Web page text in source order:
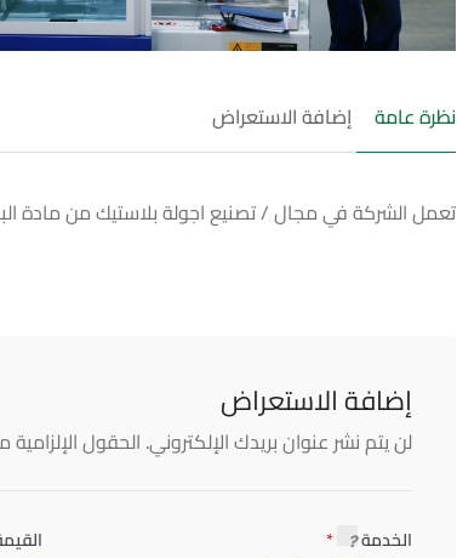
نظرة عامة إضافة الاستعراض
تعمل الشركة في مجال / تصنيع اجولة بلاستيك من مادة
إضافة الاستعراض
لن يتم نشر عنوان بريدك الإلكتروني. الحقول الإلزامية
الخدمة